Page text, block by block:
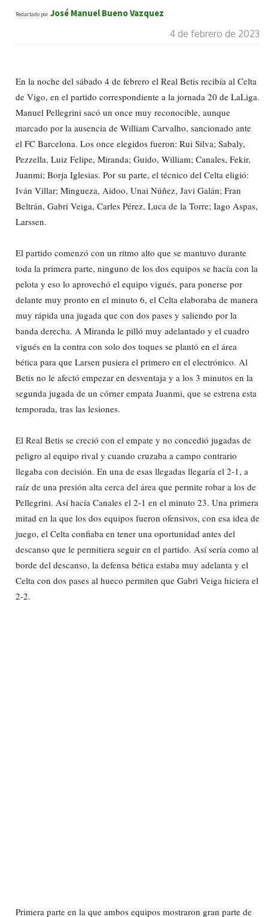
Redactado por José Manuel Bueno Vazquez
4 de febrero de 2023
En la noche del sábado 4 de febrero el Real Betis recibía al Celta
de Vigo, en el partido correspondiente a la jornada 20 de LaLiga.
Manuel Pellegrini sacó un once muy reconocible, aunque
marcado por la ausencia de William Carvalho, sancionado ante
el FC Barcelona. Los once elegidos fueron: Rui Silva; Sabaly,
Pezzella, Luiz Felipe, Miranda; Guido, William; Canales, Fekir,
Juanmi; Borja Iglesias. Por su parte, el técnico del Celta eligió:
Iván Villar; Mingueza, Aidoo, Unai Núñez, Javi Galán; Fran
Beltrán, Gabri Veiga, Carles Pérez, Luca de la Torre; Iago Aspas,
Larssen.
El partido comenzó con un ritmo alto que se mantuvo durante
toda la primera parte, ninguno de los dos equipos se hacía con la
pelota y eso lo aprovechó el equipo vigués, para ponerse por
delante muy pronto en el minuto 6, el Celta elaboraba de manera
muy rápida una jugada que con dos pases y saliendo por la
banda derecha. A Miranda le pilló muy adelantado y el cuadro
vigués en la contra con solo dos toques se plantó en el área
bética para que Larsen pusiera el primero en el electrónico. Al
Betis no le afectó empezar en desventaja y a los 3 minutos en la
segunda jugada de un córner empata Juanmi, que se estrena esta
temporada, tras las lesiones.
El Real Betis se creció con el empate y no concedió jugadas de
peligro al equipo rival y cuando cruzaba a campo contrario
llegaba con decisión. En una de esas llegadas llegaría el 2-1, a
raíz de una presión alta cerca del área que permite robar a los de
Pellegrini. Así hacía Canales el 2-1 en el minuto 23. Una primera
mitad en la que los dos equipos fueron ofensivos, con esa idea de
juego, el Celta confiaba en tener una oportunidad antes del
descanso que le permitiera seguir en el partido. Así sería como al
borde del descanso, la defensa bética estaba muy adelanta y el
Celta con dos pases al hueco permiten que Gabri Veiga hiciera el
2-2.
Primera parte en la que ambos equipos mostraron gran parte de